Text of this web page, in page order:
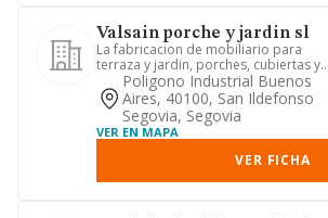
Valsain porche y jardin sl
La fabricacion de mobiliario para
terraza y jardin, porches, cubiertas y
carpinteria de madera en g...
Poligono Industrial Buenos
Aires, 40100, San Ildefonso
Segovia, Segovia
VER EN MAPA
VER FICHA